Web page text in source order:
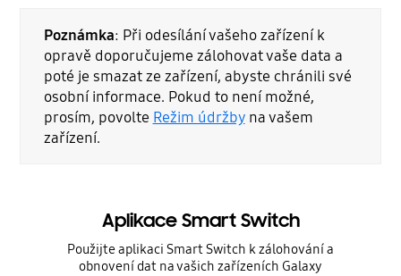
Poznámka: Při odesílání vašeho zařízení k
opravě doporučujeme zálohovat vaše data a
poté je smazat ze zařízení, abyste chránili své
osobní informace. Pokud to není možné,
prosím, povolte Režim údržbyna vašem
zařízení.
Aplikace Smart Switch
Použijte aplikaci Smart Switch k zálohování a
obnovení dat na vašich zařízeních Galaxy